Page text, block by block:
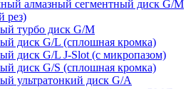
алмазный сегментный диск G/M
рез)
турбо диск G/M
диск G/L (сплошная кромка)
диск G/L J-Slot (с микропазом)
диск G/S (сплошная кромка)
ультратонкий диск G/A